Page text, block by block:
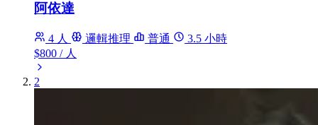
阿依達
4 人 邏輯推理 普通
3.5 小時
$800 / 人
2